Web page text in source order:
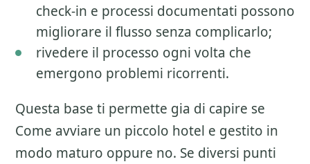
check-in e processi documentati possono
migliorare il flusso senza complicarlo;
rivedere il processo ogni volta che
emergono problemi ricorrenti.
Questa base ti permette gia di capire se
Come avviare un piccolo hotel e gestito in
modo maturo oppure no. Se diversi punti